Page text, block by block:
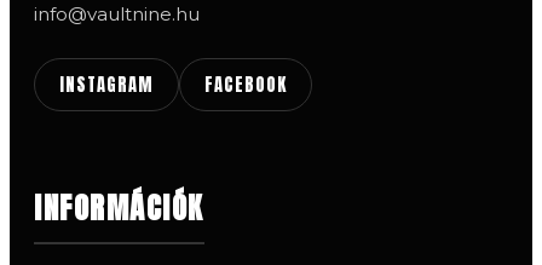
info@vaultnine.hu
INSTAGRAM FACEBOOK
INFORMÁCIÓK